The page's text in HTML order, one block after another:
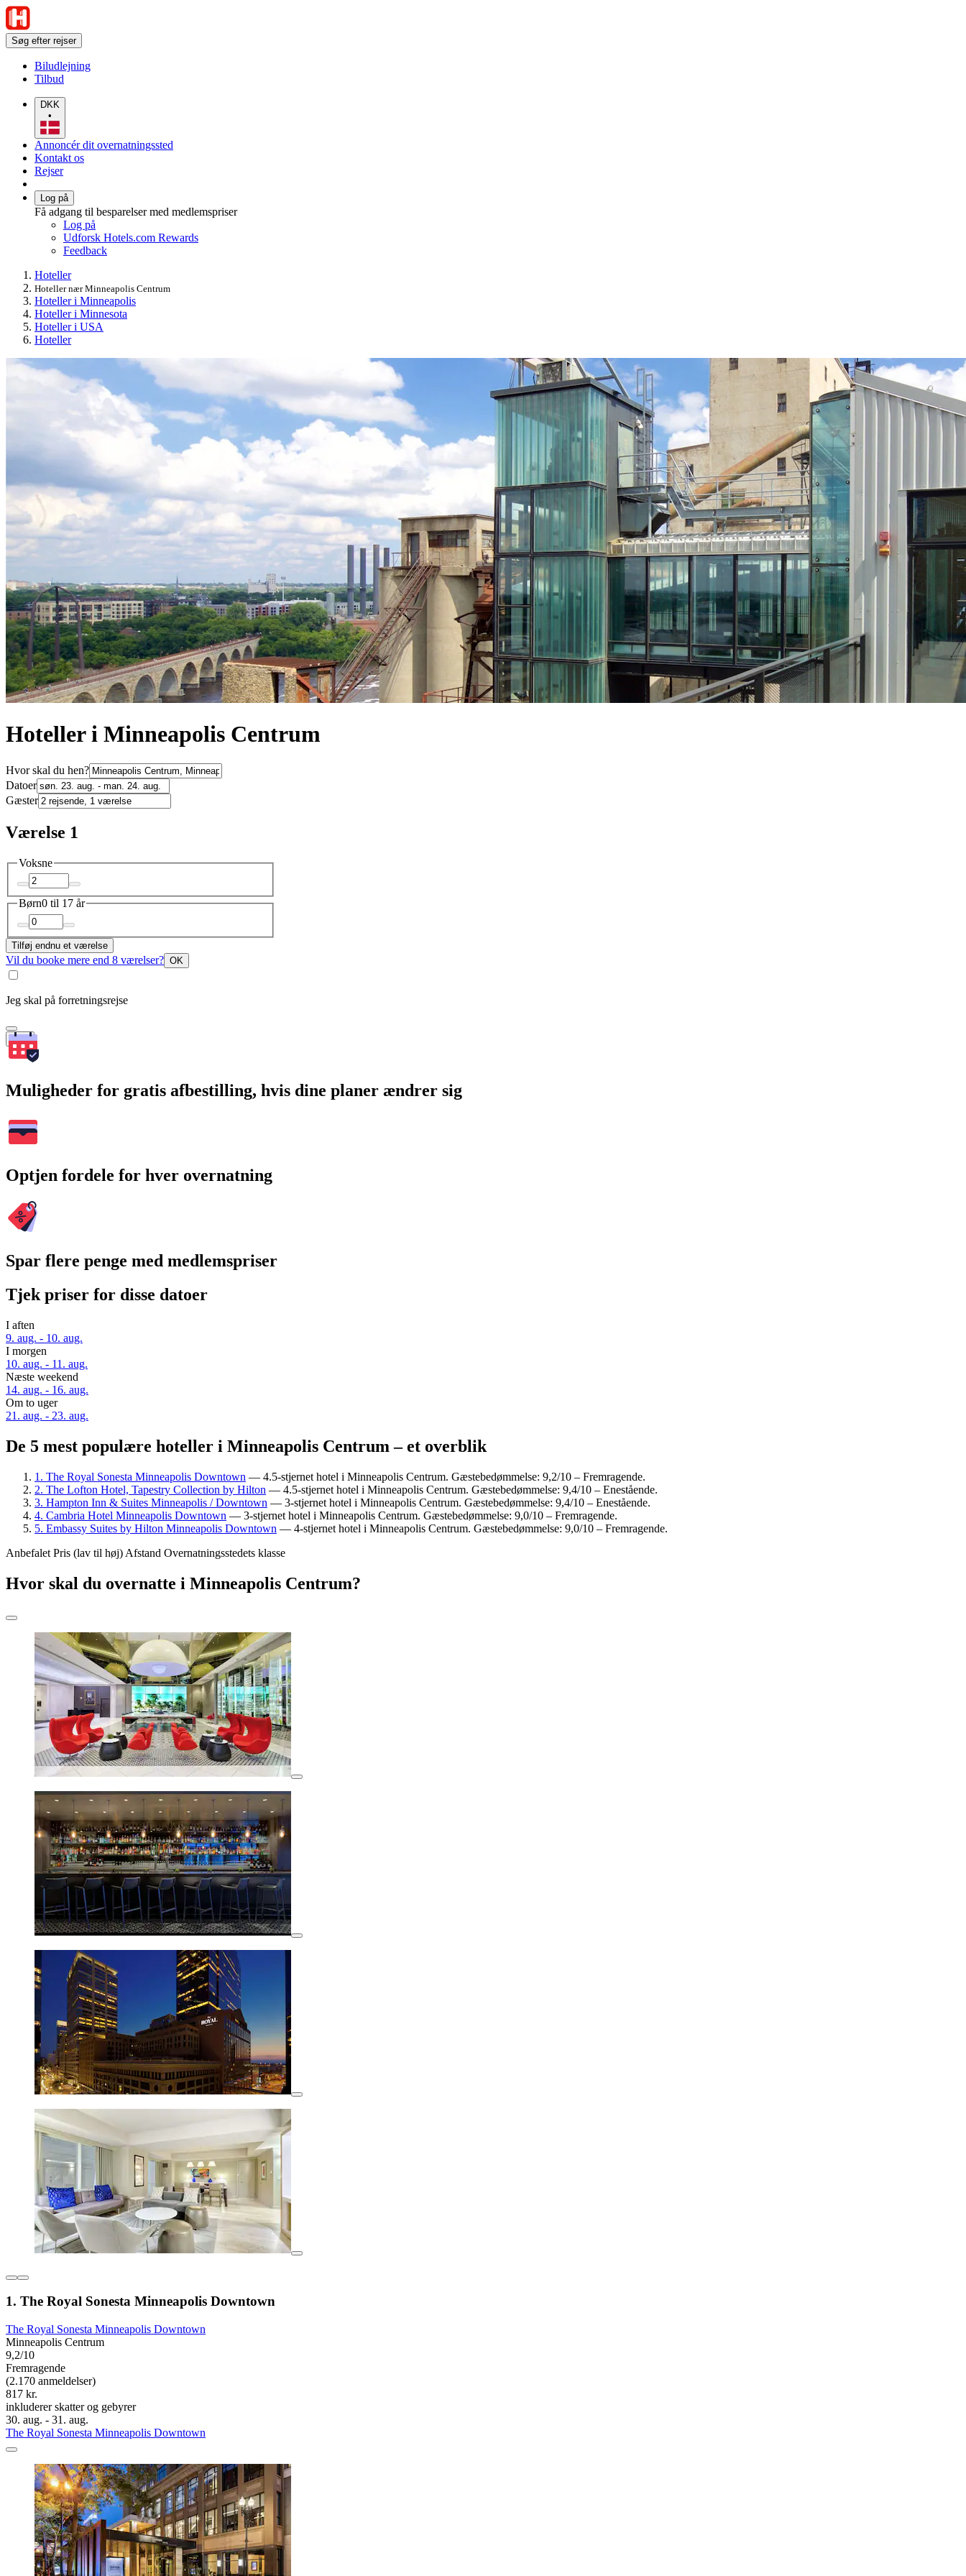
Søg efter rejser
Biludlejning
Tilbud
DKK
•
Annoncér dit overnatningssted
Kontakt os
Rejser
Log på
Få adgang til besparelser med medlemspriser
Log på
Udforsk Hotels.com Rewards
Feedback
Hoteller
Hoteller nær Minneapolis Centrum
Hoteller i Minneapolis
Hoteller i Minnesota
Hoteller i USA
Hoteller
Hoteller i Minneapolis Centrum
Hvor skal du hen?
Datoer
Gæster
Værelse 1
Voksne
Børn0 til 17 år
Tilføj endnu et værelse
Vil du booke mere end 8 værelser? OK
Jeg skal på forretningsrejse
Søg
Muligheder for gratis afbestilling, hvis dine planer ændrer sig
Optjen fordele for hver overnatning
Spar flere penge med medlemspriser
Tjek priser for disse datoer
I aften
9. aug. - 10. aug.
I morgen
10. aug. - 11. aug.
Næste weekend
14. aug. - 16. aug.
Om to uger
21. aug. - 23. aug.
De 5 mest populære hoteller i Minneapolis Centrum – et overblik
1. The Royal Sonesta Minneapolis Downtown — 4.5-stjernet hotel i Minneapolis Centrum. Gæstebedømmelse: 9,2/10 – Fremragende.
2. The Lofton Hotel, Tapestry Collection by Hilton — 4.5-stjernet hotel i Minneapolis Centrum. Gæstebedømmelse: 9,4/10 – Enestående.
3. Hampton Inn & Suites Minneapolis / Downtown — 3-stjernet hotel i Minneapolis Centrum. Gæstebedømmelse: 9,4/10 – Enestående.
4. Cambria Hotel Minneapolis Downtown — 3-stjernet hotel i Minneapolis Centrum. Gæstebedømmelse: 9,0/10 – Fremragende.
5. Embassy Suites by Hilton Minneapolis Downtown — 4-stjernet hotel i Minneapolis Centrum. Gæstebedømmelse: 9,0/10 – Fremragende.
Anbefalet Pris (lav til høj) Afstand Overnatningsstedets klasse
Hvor skal du overnatte i Minneapolis Centrum?
1. The Royal Sonesta Minneapolis Downtown
The Royal Sonesta Minneapolis Downtown
Minneapolis Centrum
9,2/10
Fremragende
(2.170 anmeldelser)
817 kr.
inkluderer skatter og gebyrer
30. aug. - 31. aug.
The Royal Sonesta Minneapolis Downtown